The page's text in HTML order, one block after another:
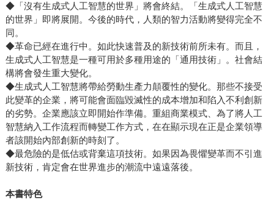
◆「沒有生成式人工智慧的世界」將會終結。「生成式人工智慧
的世界」即將展開。今後的時代，人類的智力活動將變得完全不
同。
◆革命已經在進行中。如此快速普及的新技術前所未有。而且，
生成式人工智慧是一種可用於多種用途的「通用技術」。社會結
構將會發生重大變化。
◆生成式人工智慧將帶給勞動生產力顛覆性的變化。那些不接受
此變革的企業，將可能會面臨毀滅性的成本增加和陷入不利創新
的劣勢。企業應該立即開始作準備。重組商業模式、為了將人工
智慧納入工作流程而轉變工作方式，在在顯示現在正是企業領導
者該開始內部創新的時刻了。
◆最危險的是低估或背棄這項技術。如果因為畏懼變革而不引進
新技術，肯定會在世界進步的潮流中遠遠落後。
本書特色